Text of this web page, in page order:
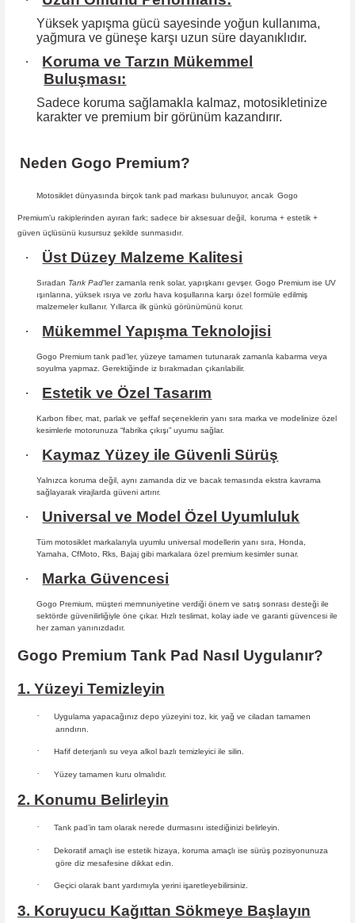
Yüksek yapışma gücü sayesinde yoğun kullanıma,
yağmura ve güneşe karşı uzun süre dayanıklıdır.
·
Koruma ve Tarzın Mükemmel
Buluşması:
Sadece koruma sağlamakla kalmaz, motosikletinize
karakter ve premium bir görünüm kazandırır.
Neden Gogo Premium?
Motosiklet dünyasında birçok tank pad markası bulunuyor, ancak Gogo
Premium’u rakiplerinden ayıran fark; sadece bir aksesuar değil,
koruma + estetik +
güven üçlüsünü kusursuz şekilde sunmasıdır.
· Üst Düzey Malzeme Kalitesi
Sıradan Tank Pad’ler zamanla renk solar, yapışkanı gevşer. Gogo Premium ise UV
ışınlarına, yüksek ısıya ve zorlu hava koşullarına karşı özel formüle edilmiş
malzemeler kullanır. Yıllarca ilk günkü görünümünü korur.
· Mükemmel Yapışma Teknolojisi
Gogo Premium tank pad’ler, yüzeye tamamen tutunarak zamanla kabarma veya
soyulma yapmaz. Gerektiğinde iz bırakmadan çıkarılabilir.
· Estetik ve Özel Tasarım
Karbon fiber, mat, parlak ve şeffaf seçeneklerin yanı sıra marka ve modelinize özel
kesimlerle motorunuza “fabrika çıkışı” uyumu sağlar.
· Kaymaz Yüzey ile Güvenli Sürüş
Yalnızca koruma değil, aynı zamanda diz ve bacak temasında ekstra kavrama
sağlayarak virajlarda güveni artırır.
· Universal ve Model Özel Uyumluluk
Tüm motosiklet markalarıyla uyumlu universal modellerin yanı sıra, Honda,
Yamaha, CfMoto, Rks, Bajaj gibi markalara özel premium kesimler sunar.
· Marka Güvencesi
Gogo Premium, müşteri memnuniyetine verdiği önem ve satış sonrası desteği ile
sektörde güvenilirliğiyle öne çıkar. Hızlı teslimat, kolay iade ve garanti güvencesi ile
her zaman yanınızdadır.
Gogo Premium Tank Pad Nasıl Uygulanır?
1. Yüzeyi Temizleyin
·
Uygulama yapacağınız depo yüzeyini toz, kir, yağ ve ciladan tamamen
arındırın.
· Hafif deterjanlı su veya alkol bazlı temizleyici ile silin.
· Yüzey tamamen kuru olmalıdır.
2. Konumu Belirleyin
· Tank pad’in tam olarak nerede durmasını istediğinizi belirleyin.
· Dekoratif amaçlı ise estetik hizaya, koruma amaçlı ise sürüş pozisyonunuza
göre diz mesafesine dikkat edin.
· Geçici olarak bant yardımıyla yerini işaretleyebilirsiniz.
3. Koruyucu Kağıttan Sökmeye Başlayın